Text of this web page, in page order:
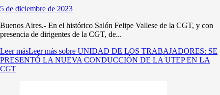
5 de diciembre de 2023
Buenos Aires.- En el histórico Salón Felipe Vallese de la CGT, y con
presencia de dirigentes de la CGT, de...
Leer másLeer más sobre UNIDAD DE LOS TRABAJADORES: SE
PRESENTÓ LA NUEVA CONDUCCIÓN DE LA UTEP EN LA
CGT